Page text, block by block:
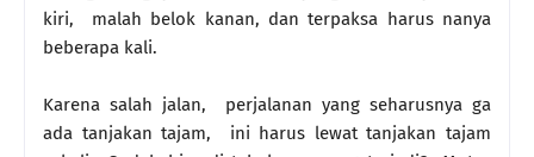
kiri, malah belok kanan, dan terpaksa harus nanya
beberapa kali.
Karena salah jalan, perjalanan yang seharusnya ga
ada tanjakan tajam, ini harus lewat tanjakan tajam